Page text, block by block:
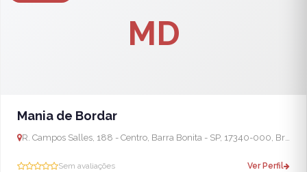
MD
Mania de Bordar
R. Campos Salles, 188 - Centro, Barra Bonita - SP, 17340-000, Brasil
Sem avaliações Ver Perfil